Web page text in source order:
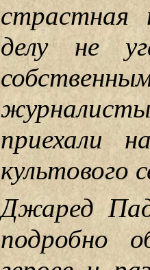
страстная
делу не
приехали
культового
Джаред
подробно